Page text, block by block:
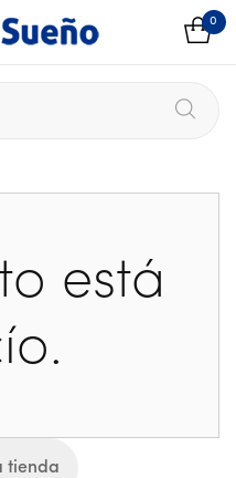
0
está
tienda